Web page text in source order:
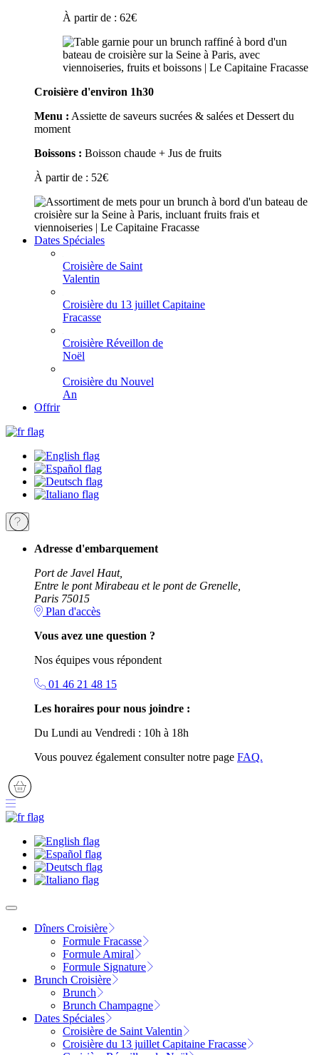
À partir de : 62€
Croisière d'environ 1h30
Menu : Assiette de saveurs sucrées & salées et Dessert du
moment
Boissons : Boisson chaude + Jus de fruits
À partir de : 52€
Dates Spéciales
Croisière de Saint
Valentin
Croisière du 13 juillet Capitaine
Fracasse
Croisière Réveillon de
Noël
Croisière du Nouvel
An
Offrir
Adresse d'embarquement
Port de Javel Haut,
Entre le pont Mirabeau et le pont de Grenelle,
Paris 75015
Plan d'accès
Vous avez une question ?
Nos équipes vous répondent
01 46 21 48 15
Les horaires pour nous joindre :
Du Lundi au Vendredi : 10h à 18h
Vous pouvez également consulter notre page FAQ.
Dîners Croisière
Formule Fracasse
Formule Amiral
Formule Signature
Brunch Croisière
Brunch
Brunch Champagne
Dates Spéciales
Croisière de Saint Valentin
Croisière du 13 juillet Capitaine Fracasse